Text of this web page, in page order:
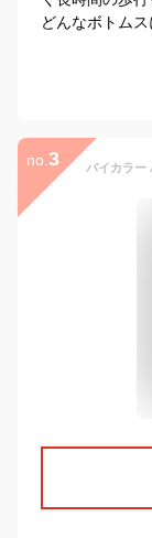
どんなボトム
no. 3